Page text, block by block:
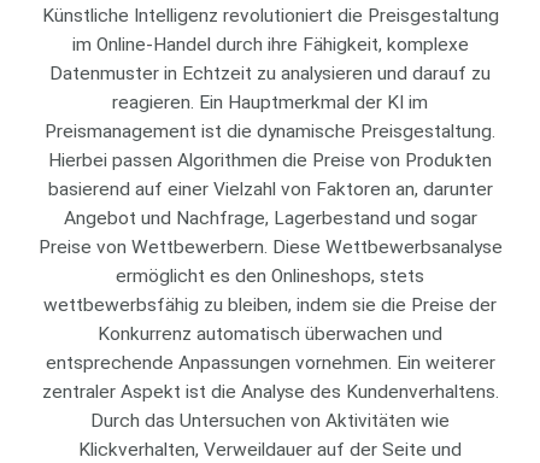
Künstliche Intelligenz revolutioniert die Preisgestaltung
im Online-Handel durch ihre Fähigkeit, komplexe
Datenmuster in Echtzeit zu analysieren und darauf zu
reagieren. Ein Hauptmerkmal der KI im
Preismanagement ist die dynamische Preisgestaltung.
Hierbei passen Algorithmen die Preise von Produkten
basierend auf einer Vielzahl von Faktoren an, darunter
Angebot und Nachfrage, Lagerbestand und sogar
Preise von Wettbewerbern. Diese Wettbewerbsanalyse
ermöglicht es den Onlineshops, stets
wettbewerbsfähig zu bleiben, indem sie die Preise der
Konkurrenz automatisch überwachen und
entsprechende Anpassungen vornehmen. Ein weiterer
zentraler Aspekt ist die Analyse des Kundenverhaltens.
Durch das Untersuchen von Aktivitäten wie
Klickverhalten, Verweildauer auf der Seite und